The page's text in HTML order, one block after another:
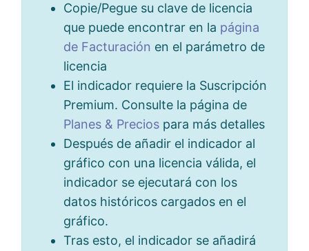
Copie/Pegue su clave de licencia
que puede encontrar en la página
de Facturación en el parámetro de
licencia
El indicador requiere la Suscripción
Premium. Consulte la página de
Planes & Precios para más detalles
Después de añadir el indicador al
gráfico con una licencia válida, el
indicador se ejecutará con los
datos históricos cargados en el
gráfico.
Tras esto, el indicador se añadirá